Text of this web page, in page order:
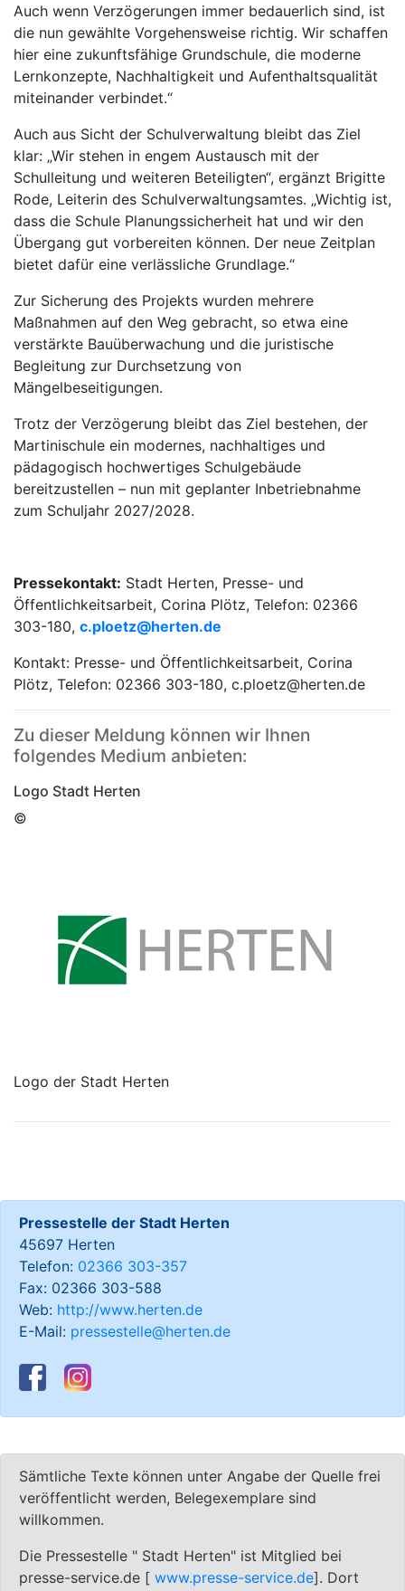
Auch wenn Verzögerungen immer bedauerlich sind, ist
die nun gewählte Vorgehensweise richtig. Wir schaffen
hier eine zukunftsfähige Grundschule, die moderne
Lernkonzepte, Nachhaltigkeit und Aufenthaltsqualität
miteinander verbindet.“
Auch aus Sicht der Schulverwaltung bleibt das Ziel
klar: „Wir stehen in engem Austausch mit der
Schulleitung und weiteren Beteiligten“, ergänzt Brigitte
Rode, Leiterin des Schulverwaltungsamtes. „Wichtig ist,
dass die Schule Planungssicherheit hat und wir den
Übergang gut vorbereiten können. Der neue Zeitplan
bietet dafür eine verlässliche Grundlage.“
Zur Sicherung des Projekts wurden mehrere
Maßnahmen auf den Weg gebracht, so etwa eine
verstärkte Bauüberwachung und die juristische
Begleitung zur Durchsetzung von
Mängelbeseitigungen.
Trotz der Verzögerung bleibt das Ziel bestehen, der
Martinischule ein modernes, nachhaltiges und
pädagogisch hochwertiges Schulgebäude
bereitzustellen – nun mit geplanter Inbetriebnahme
zum Schuljahr 2027/2028.
Pressekontakt: Stadt Herten, Presse- und
Öffentlichkeitsarbeit, Corina Plötz, Telefon: 02366
303-180, c.ploetz@​herten.de
Kontakt: Presse- und Öffentlichkeitsarbeit, Corina
Plötz, Telefon: 02366 303-180, c.ploetz@herten.de
Zu dieser Meldung können wir Ihnen
folgendes Medium anbieten:
Logo Stadt Herten
©
Logo der Stadt Herten
Pressestelle der Stadt Herten
45697 Herten
Telefon: 02366 303-357
Fax: 02366 303-588
Web: http://www.herten.de
E-Mail: pressestelle@herten.de
Sämtliche Texte können unter Angabe der Quelle frei
veröffentlicht werden, Belegexemplare sind
willkommen.
Die Pressestelle " Stadt Herten" ist Mitglied bei
presse-service.de [ www.presse-service.de]. Dort